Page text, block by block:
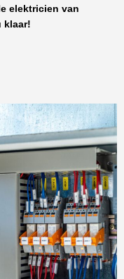
elektricien van
klaar!